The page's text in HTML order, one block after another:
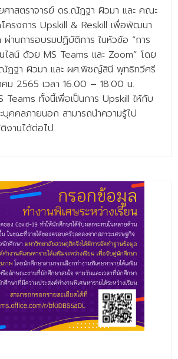
ยไซเบอร์
พเพื่อธุรกิจ
ารวิทยาศาสตร์
พื่อการศึกษา
ศาสตราจารย์ ดร.ณัฏฐา ผิวมา และ คณะ
ครงการ Upskill & Reskill เพื่อพัฒนา
ผ่านการอบรมปฏิบัติการ ในหัวข้อ “การ
ไลน์ ด้วย MS Teams และ Zoom” โดย
ฏฐา ผิวมา และ ผศ.พิชญ์สินี พุทธิทวีศรี
ม 2565 เวลา 16.00 – 18.00 น.
Teams ทั้งนี้เพื่อเป็นการ Upskill ให้กับ
คคลภายนอก สามารถนำความรู้ไป
งานได้ต่อไป